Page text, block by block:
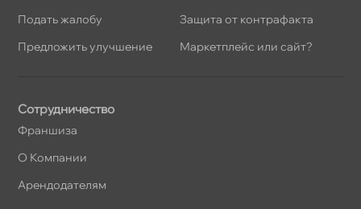
Подать жалобу
Предложить улучшение
Защита от контрафакта
Маркетплейс или сайт?
Сотрудничество
Франшиза
О Компании
Арендодателям